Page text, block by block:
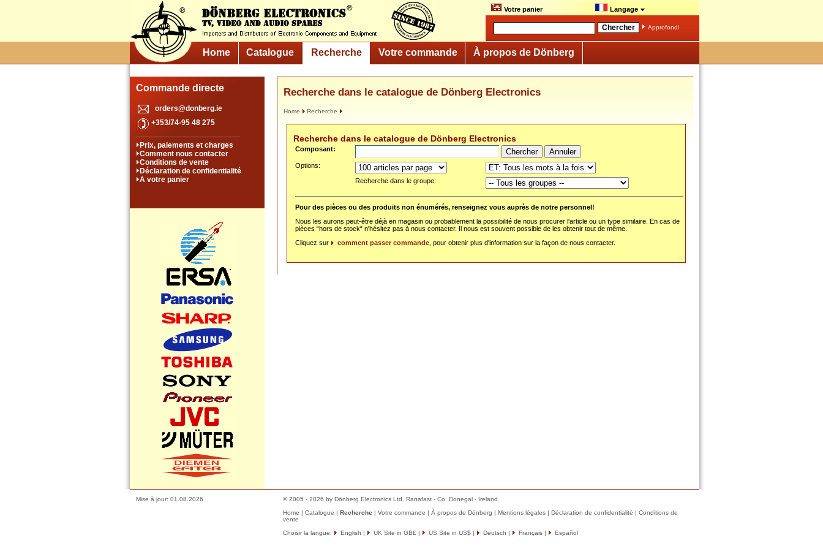
Votre panier Langage
Approfondi
Home Catalogue Recherche Votre commande À propos de Dönberg
Commande directe
orders@donberg.ie
+353/74-95 48 275
Prix, paiements et charges
Comment nous contacter
Conditions de vente
Déclaration de confidentialité
A votre panier
Recherche dans le catalogue de Dönberg Electronics
Home Recherche
Recherche dans le catalogue de Dönberg Electronics
Composant:
Options:
Recherche dans le groupe:
Pour des pièces ou des produits non énumérés, renseignez vous auprès de notre personnel!
Nous les aurons peut-être déjà en magasin ou probablement la possibilité de nous procurer l'article ou un type similaire. En cas de
pièces “hors de stock“ n'hésitez pas à nous contacter. Il nous est souvent possible de les obtenir tout de même.
Cliquez sur
comment passer commande , pour obtenir plus d'information sur la façon de nous contacter.
Mise à jour: 01.08.2026
© 2005 - 2026 by Dönberg Electronics Ltd. Ranafast - Co. Donegal - Ireland
Home | Catalogue | Recherche | Votre commande | À propos de Dönberg | Mentions légales | Déclaration de confidentialité | Conditions de
vente
Choisir la langue:
English | UK Site in GB£ | US Site in US$ | Deutsch | Français | Español